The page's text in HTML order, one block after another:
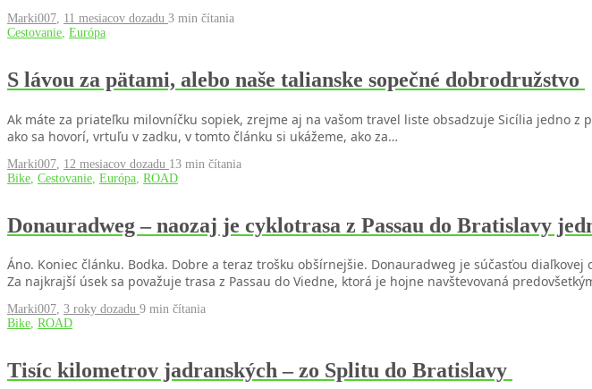
Marki007 11 mesiacov dozadu 3 min čítania
Cestovanie Európa
S lávou za pätami, alebo naše talianske sopečné dobrodružstvo
Ak máte za priateľku milovníčku sopiek, zrejme aj na vašom travel liste obsadzuje Sicília jedno z
ako sa hovorí, vrtuľu v zadku, v tomto článku si ukážeme, ako za…
Marki007 12 mesiacov dozadu 13 min čítania
Bike Cestovanie Európa ROAD
Donauradweg – naozaj je cyklotrasa z Passau do Bratislavy
Áno. Koniec článku. Bodka. Dobre a teraz trošku obšírnejšie. Donauradweg je súčasťou
Za najkrajší úsek sa považuje trasa z Passau do Viedne, ktorá je hojne navštevovaná
Marki007, 3 roky dozadu 9 min čítania
Bike, ROAD
Tisíc kilometrov jadranských – zo Splitu do Bratislavy